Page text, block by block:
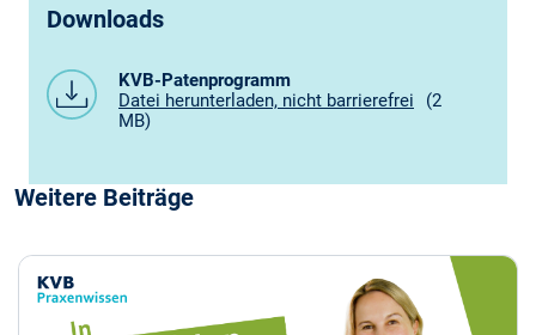
Downloads
KVB-Patenprogramm
Datei herunterladen, nicht barrierefrei
(2
MB)
Weitere Beiträge